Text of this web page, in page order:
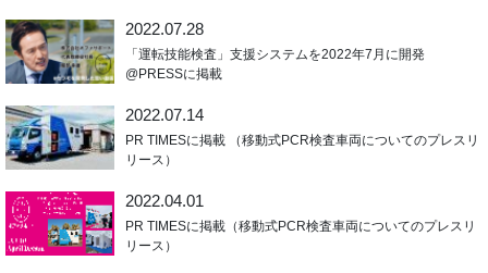
2022.07.28
「運転技能検査」支援システムを2022年7月に開発
@PRESSに掲載
2022.07.14
PR TIMESに掲載 （移動式PCR検査車両についてのプレスリ
リース）
2022.04.01
PR TIMESに掲載（移動式PCR検査車両についてのプレスリ
リース）